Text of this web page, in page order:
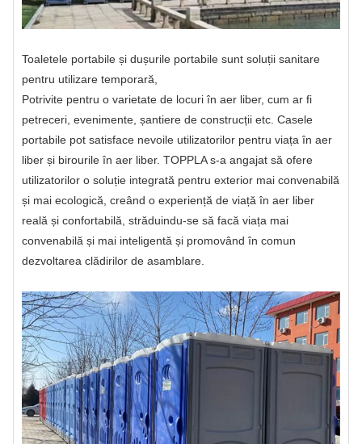
Toaletele portabile și dușurile portabile sunt soluții sanitare
pentru utilizare temporară,
Potrivite pentru o varietate de locuri în aer liber, cum ar fi
petreceri, evenimente, șantiere de construcții etc. Casele
portabile pot satisface nevoile utilizatorilor pentru viața în aer
liber și birourile în aer liber. TOPPLA s-a angajat să ofere
utilizatorilor o soluție integrată pentru exterior mai convenabilă
și mai ecologică, creând o experiență de viață în aer liber
reală și confortabilă, străduindu-se să facă viața mai
convenabilă și mai inteligentă și promovând în comun
dezvoltarea clădirilor de asamblare.